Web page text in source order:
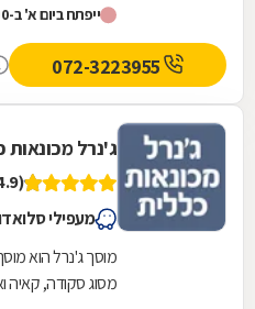
ייפתח ביום א' ב-8:00
ג'נרל מכונאות
(4.9)
מעפילי סלואדור 14, יפו תל
מוסך ג'נרל הוא
מסוג סקודה, קאיה